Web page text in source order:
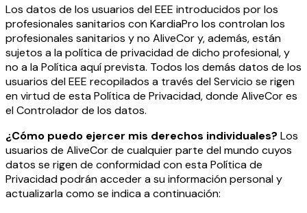
Los datos de los usuarios del EEE introducidos por los
profesionales sanitarios con KardiaPro los controlan los
profesionales sanitarios y no AliveCor y, además, están
sujetos a la política de privacidad de dicho profesional, y
no a la Política aquí prevista. Todos los demás datos de los
usuarios del EEE recopilados a través del Servicio se rigen
en virtud de esta Política de Privacidad, donde AliveCor es
el Controlador de los datos.
¿Cómo puedo ejercer mis derechos individuales? Los
usuarios de AliveCor de cualquier parte del mundo cuyos
datos se rigen de conformidad con esta Política de
Privacidad podrán acceder a su información personal y
actualizarla como se indica a continuación: